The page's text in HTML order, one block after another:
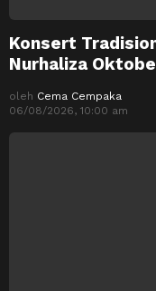
Konsert
Nurhaliza
oleh Cema Cempaka
06/08/2026, 10:00 am